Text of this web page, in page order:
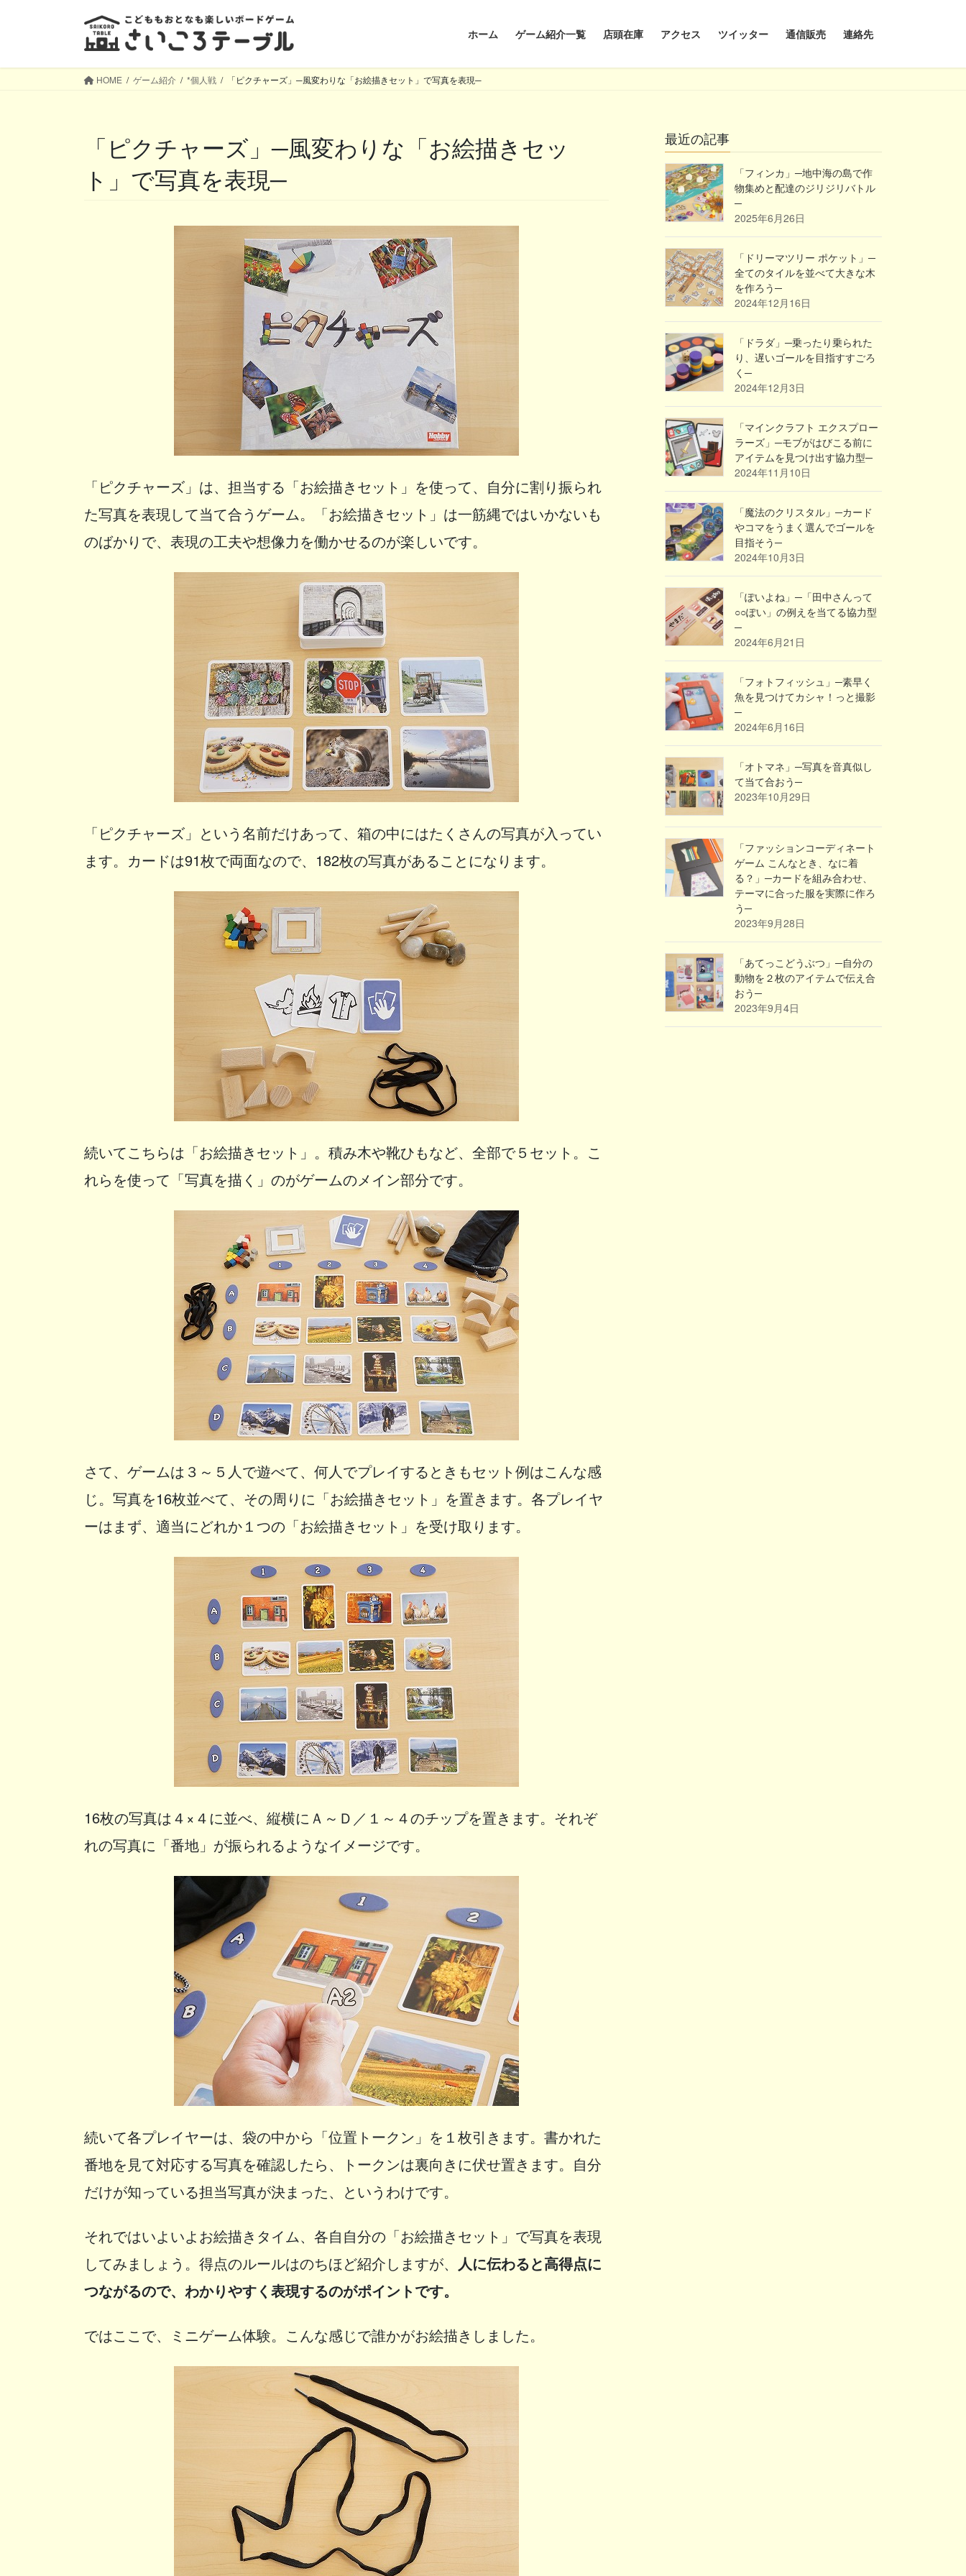
ホーム ゲーム紹介一覧 店頭在庫 アクセス ツイッター 通信販売 連絡先
HOME ゲーム紹介 *個人戦 「ピクチャーズ」─風変わりな「お絵描きセット」で写真を表現─
「ピクチャーズ」─風変わりな「お絵描きセッ
ト」で写真を表現─
「ピクチャーズ」は、担当する「お絵描きセット」を使って、自分に割り振られ
た写真を表現して当て合うゲーム。「お絵描きセット」は一筋縄ではいかないも
のばかりで、表現の工夫や想像力を働かせるのが楽しいです。
「ピクチャーズ」という名前だけあって、箱の中にはたくさんの写真が入ってい
ます。カードは91枚で両面なので、182枚の写真があることになります。
続いてこちらは「お絵描きセット」。積み木や靴ひもなど、全部で５セット。こ
れらを使って「写真を描く」のがゲームのメイン部分です。
さて、ゲームは３～５人で遊べて、何人でプレイするときもセット例はこんな感
じ。写真を16枚並べて、その周りに「お絵描きセット」を置きます。各プレイヤ
ーはまず、適当にどれか１つの「お絵描きセット」を受け取ります。
16枚の写真は４×４に並べ、縦横にＡ～Ｄ／１～４のチップを置きます。それぞ
れの写真に「番地」が振られるようなイメージです。
続いて各プレイヤーは、袋の中から「位置トークン」を１枚引きます。書かれた
番地を見て対応する写真を確認したら、トークンは裏向きに伏せ置きます。自分
だけが知っている担当写真が決まった、というわけです。
それではいよいよお絵描きタイム、各自自分の「お絵描きセット」で写真を表現
してみましょう。得点のルールはのちほど紹介しますが、 人に伝わると高得点に
つながるので、わかりやすく表現するのがポイントです。
ではここで、ミニゲーム体験。こんな感じで誰かがお絵描きしました。
最近の記事
「フィンカ」─地中海の島で作
物集めと配達のジリジリバトル
─
2025年6月26日
「ドリーマツリー ポケット」─
全てのタイルを並べて大きな木
を作ろう─
2024年12月16日
「ドラダ」─乗ったり乗られた
り、遅いゴールを目指すすごろ
く─
2024年12月3日
「マインクラフト エクスプロー
ラーズ」─モブがはびこる前に
アイテムを見つけ出す協力型─
2024年11月10日
「魔法のクリスタル」─カード
やコマをうまく選んでゴールを
目指そう─
2024年10月3日
「ぽいよね」─「田中さんって
○○ぽい」の例えを当てる協力型
─
2024年6月21日
「フォトフィッシュ」─素早く
魚を見つけてカシャ！っと撮影
─
2024年6月16日
「オトマネ」─写真を音真似し
て当て合おう─
2023年10月29日
「ファッションコーディネート
ゲーム こんなとき、なに着
る？」─カードを組み合わせ、
テーマに合った服を実際に作ろ
う─
2023年9月28日
「あてっこどうぶつ」─自分の
動物を２枚のアイテムで伝え合
おう─
2023年9月4日